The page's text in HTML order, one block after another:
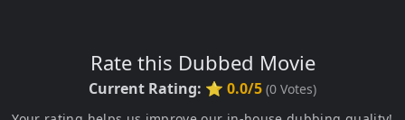
Rate this Dubbed Movie
Current Rating: ⭐ 0.0/5 (0 Votes)